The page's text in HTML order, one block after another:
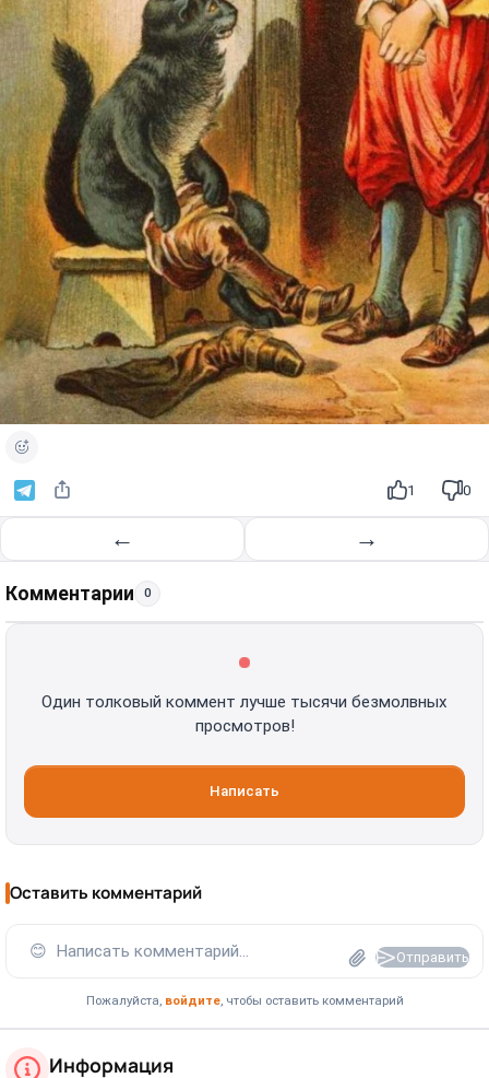
1 0
← →
Комментарии 0
Один толковый коммент лучше тысячи безмолвных
просмотров!
Написать
Оставить комментарий
😊 Написать комментарий... Отправить
Пожалуйста, войдите, чтобы оставить комментарий
Информация